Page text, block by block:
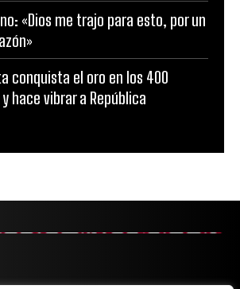
«Dios me trajo para esto, por un
conquista el oro en los 400
hace vibrar a República